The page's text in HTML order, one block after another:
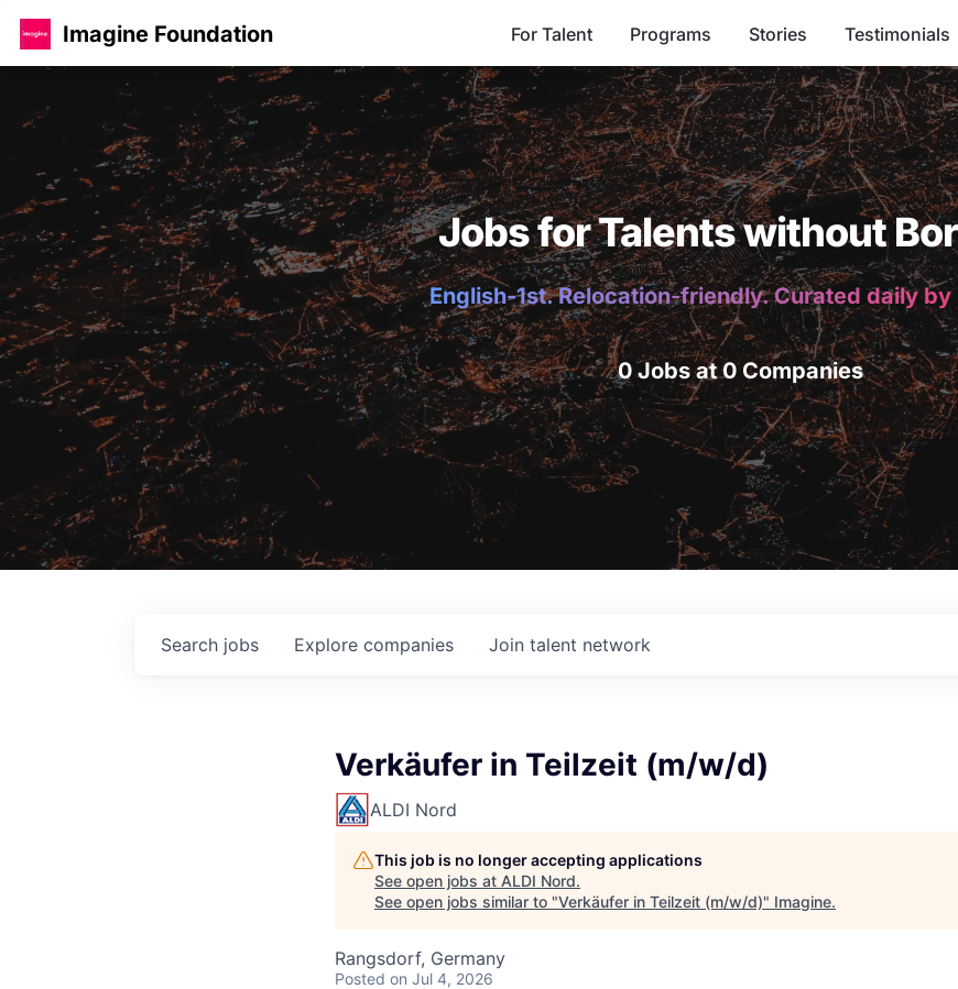
Imagine Foundation For Talent Programs Stories Testimonials
Jobs for Talents without
English-1st. Relocation-friendly. Curated daily by
0 Jobs at 0 Companies
Search jobs Explore companies Join talent network
Verkäufer in Teilzeit (m/w/d)
ALDI Nord
This job is no longer accepting applications
See open jobs at ALDI Nord.
See open jobs similar to "Verkäufer in Teilzeit (m/w/d)" Imagine.
Rangsdorf, Germany
Posted on Jul 4, 2026